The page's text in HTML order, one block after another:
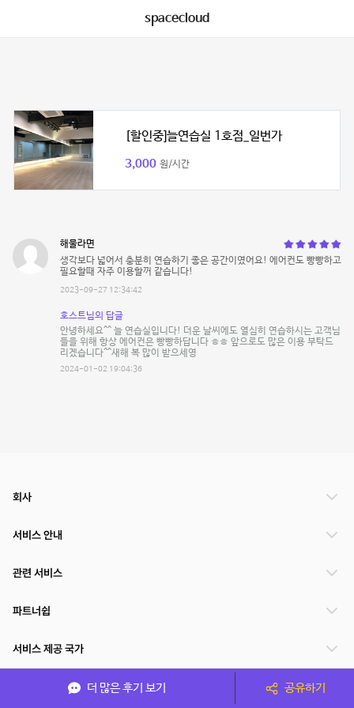
spacecloud
[할인중]늘연습실 1호점_일번가
3,000 원/시간
해물라면
생각보다 넓어서 충분히 연습하기 좋은 공간이였어요! 에어컨도 빵빵하고
필요할때 자주 이용할꺼 같습니다!
2023-09-27 12:34:42
호스트님의 답글
안녕하세요^^ 늘 연습실입니다! 더운 날씨에도 열심히 연습하시는 고객님
들을 위해 항상 에어컨은 빵빵하답니다 ㅎㅎ 앞으로도 많은 이용 부탁드
리겠습니다^^새해 복 많이 받으세영
2024-01-02 19:04:36
더 많은 후기 보기 공유하기
회사
서비스 안내
관련 서비스
파트너쉽
서비스 제공 국가